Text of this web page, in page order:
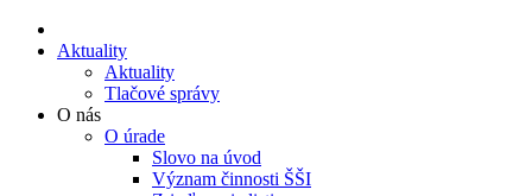
Aktuality
Aktuality
Tlačové správy
O nás
O úrade
Slovo na úvod
Význam činnosti ŠŠI